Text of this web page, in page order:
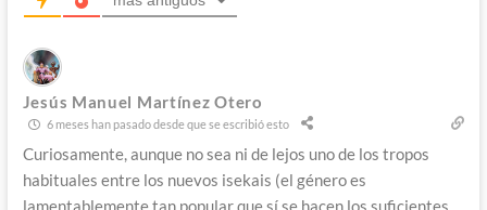
Jesús Manuel Martínez Otero
6 meses han pasado desde que se escribió esto
Curiosamente, aunque no sea ni de lejos uno de los tropos
habituales entre los nuevos isekais (el género es
lamentablemente tan popular que sí se hacen los suficientes